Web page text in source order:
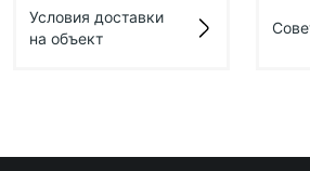
Условия доставки
на объект